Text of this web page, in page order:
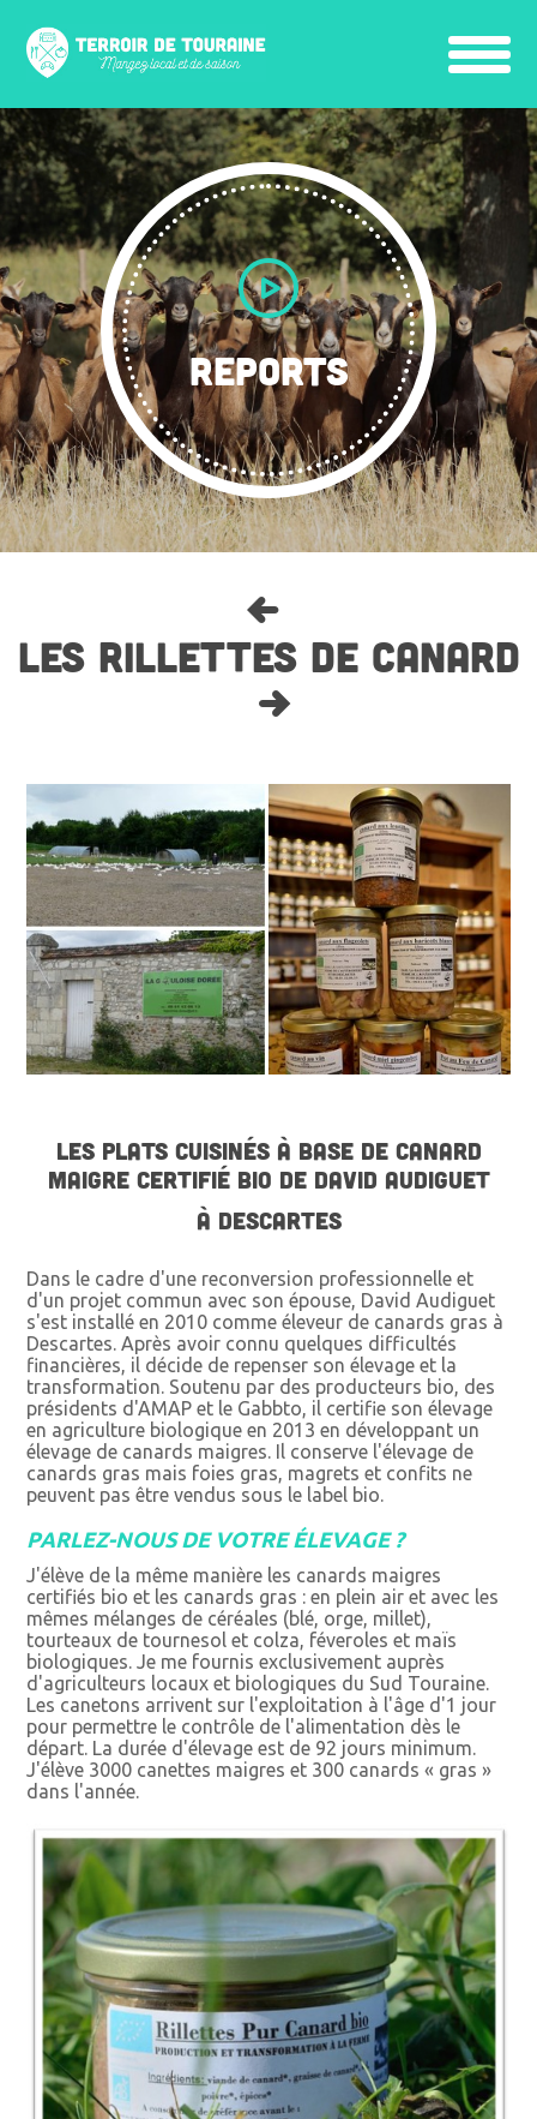
REPORTS
LES RILLETTES DE CANARD
LES PLATS CUISINÉS À BASE DE CANARD
MAIGRE CERTIFIÉ BIO DE DAVID AUDIGUET
À DESCARTES
Dans le cadre d'une reconversion professionnelle et
d'un projet commun avec son épouse, David Audiguet
s'est installé en 2010 comme éleveur de canards gras à
Descartes. Après avoir connu quelques difficultés
financières, il décide de repenser son élevage et la
transformation. Soutenu par des producteurs bio, des
présidents d'AMAP et le Gabbto, il certifie son élevage
en agriculture biologique en 2013 en développant un
élevage de canards maigres. Il conserve l'élevage de
canards gras mais foies gras, magrets et confits ne
peuvent pas être vendus sous le label bio.
PARLEZ-NOUS DE VOTRE ÉLEVAGE ?
J'élève de la même manière les canards maigres
certifiés bio et les canards gras : en plein air et avec les
mêmes mélanges de céréales (blé, orge, millet),
tourteaux de tournesol et colza, féveroles et maïs
biologiques. Je me fournis exclusivement auprès
d'agriculteurs locaux et biologiques du Sud Touraine.
Les canetons arrivent sur l'exploitation à l'âge d'1 jour
pour permettre le contrôle de l'alimentation dès le
départ. La durée d'élevage est de 92 jours minimum.
J'élève 3000 canettes maigres et 300 canards « gras »
dans l'année.